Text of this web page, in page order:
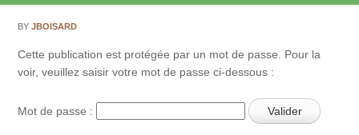
BYJBOISARD
Cette publication est protégée par un mot de passe. Pour la
voir, veuillez saisir votre mot de passe ci-dessous :
Mot de passe :